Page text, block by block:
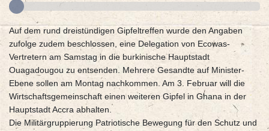
Auf dem rund dreistündigen Gipfeltreffen wurde den Angaben
zufolge zudem beschlossen, eine Delegation von Ecowas-
Vertretern am Samstag in die burkinische Hauptstadt
Ouagadougou zu entsenden. Mehrere Gesandte auf Minister-
Ebene sollen am Montag nachkommen. Am 3. Februar will die
Wirtschaftsgemeinschaft einen weiteren Gipfel in Ghana in der
Hauptstadt Accra abhalten.
Die Militärgruppierung Patriotische Bewegung für den Schutz und